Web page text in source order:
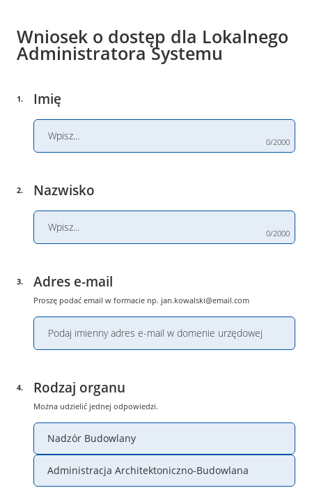
Wniosek o dostęp dla Lokalnego
Administratora Systemu
1. Imię
0/2000
2. Nazwisko
0/2000
3. Adres e-mail
Proszę podać email w formacie np. jan.kowalski@email.com
4. Rodzaj organu
Można udzielić jednej odpowiedzi.
Nadzór Budowlany
Administracja Architektoniczno-Budowlana